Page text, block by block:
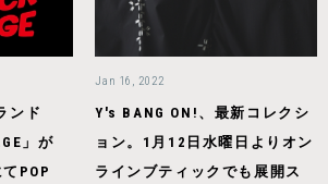
ンド
」が
POP
Jan 16, 2022
Y's BANG ON!、最新コレクシ
ョン。1月12日水曜日よりオン
ラインブティックでも展開ス